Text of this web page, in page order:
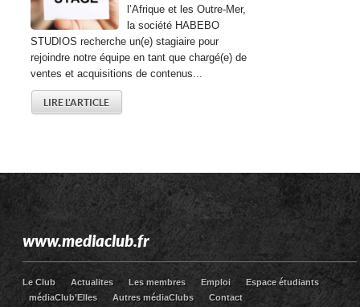
l’Afrique et les Outre-Mer,
la société HABEBO
STUDIOS recherche un(e) stagiaire pour
rejoindre notre équipe en tant que chargé(e) de
ventes et acquisitions de contenus...
LIRE L'ARTICLE
www.mediaclub.fr
Le Club Actualites Les membres Emploi
Espace étudiants
médiaClub’Elles
Autres médiaClubs Contact